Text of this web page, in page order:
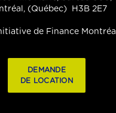
(Québec) H3B 2E7
de Finance Montréal
DEMANDE
DE LOCATION